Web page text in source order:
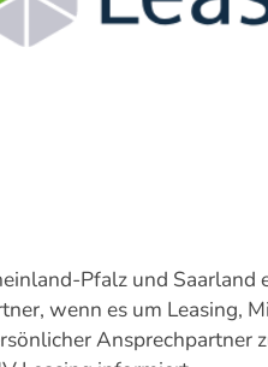
Pfalz und Saarland
wenn es um Leasing,
Ansprechpartner